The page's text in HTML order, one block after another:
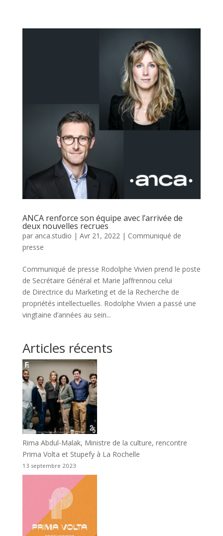
ANCA renforce son équipe avec l’arrivée de
deux nouvelles recrues
par anca.studio | Avr 21, 2022| Communiqué de
presse
Communiqué de presse Rodolphe Vivien prend le poste
de Secrétaire Général et Marie Jaffrennou celui
de Directrice du Marketing et de la Recherche de
propriétés intellectuelles. Rodolphe Vivien a passé une
vingtaine d’années au sein...
Articles récents
Rima Abdul-Malak, Ministre de la culture, rencontre
Prima Volta et Stupefy à La Rochelle
13 septembre 2023